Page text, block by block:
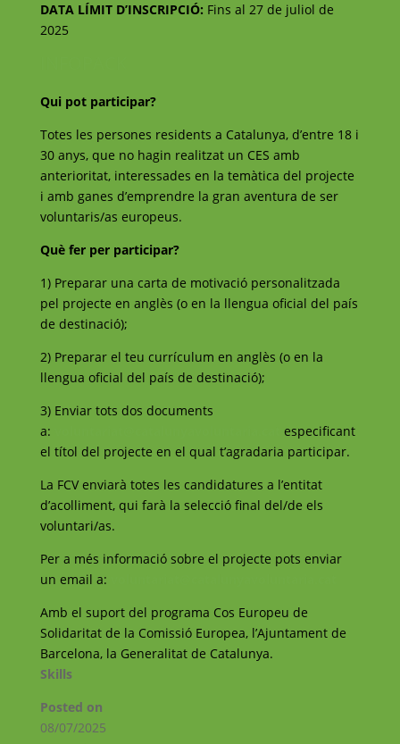
DATA LÍMIT D’INSCRIPCIÓ: Fins al 27 de juliol de
2025
Qui pot participar?
Totes les persones residents a Catalunya, d’entre 18 i
30 anys, que no hagin realitzat un CES amb
anterioritat, interessades en la temàtica del projecte
i amb ganes d’emprendre la gran aventura de ser
voluntaris/as europeus.
Què fer per participar?
1) Preparar una carta de motivació personalitzada
pel projecte en anglès (o en la llengua oficial del país
de destinació);
2) Preparar el teu currículum en anglès (o en la
llengua oficial del país de destinació);
3) Enviar tots dos documents
a:
especificant
el títol del projecte en el qual t’agradaria participar.
La FCV enviarà totes les candidatures a l’entitat
d’acolliment, qui farà la selecció final del/de els
voluntari/as.
Per a més informació sobre el projecte pots enviar
un email a:
Amb el suport del programa Cos Europeu de
Solidaritat de la Comissió Europea, l’Ajuntament de
Barcelona, la Generalitat de Catalunya.
Skills
Posted on
08/07/2025